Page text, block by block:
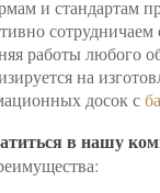
и стандартам
сотрудничаем
работы любого
на
досок с
в нашу